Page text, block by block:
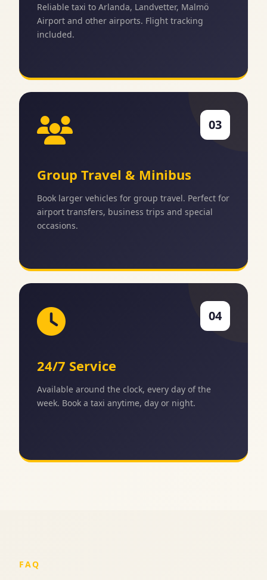
Reliable taxi to Arlanda, Landvetter, Malmö
Airport and other airports. Flight tracking
included.
03
Group Travel & Minibus
Book larger vehicles for group travel. Perfect for
airport transfers, business trips and special
occasions.
04
24/7 Service
Available around the clock, every day of the
week. Book a taxi anytime, day or night.
FAQ